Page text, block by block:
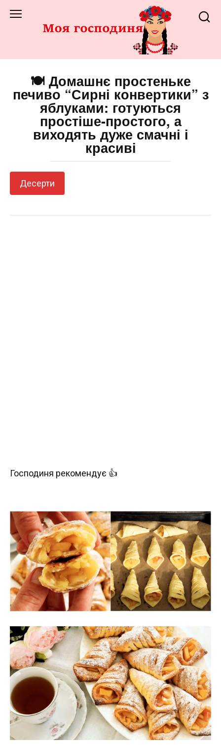
до
🍽️ Домашнє простеньке
печиво “Сирні конвертики” з
яблуками: готуються
простіше-простого, а
виходять дуже смачні і
красиві
Десерти
Господиня рекомендує 👍